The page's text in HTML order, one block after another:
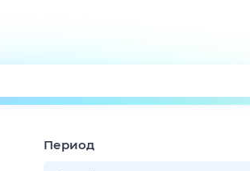
Поиск
ТВ-программа
Период